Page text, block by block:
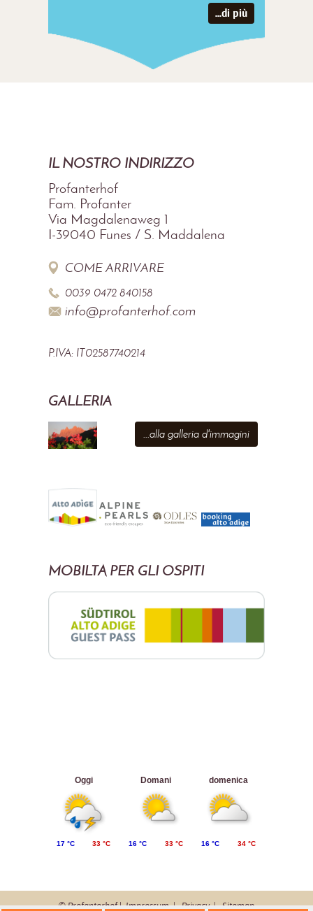
...di più
IL NOSTRO INDIRIZZO
Profanterhof
Fam. Profanter
Via Magdalenaweg 1
I-39040 Funes / S. Maddalena
COME ARRIVARE
0039 0472 840158
info@profanterhof.com
P.IVA: IT02587740214
GALLERIA
...alla galleria d'immagini
MOBILTÀ PER GLI OSPITI
Oggi Domani domenica
17 °C 33 °C 16 °C 33 °C 16 °C 34 °C
© Profanterhof |Impressum|Privacy|Sitemap